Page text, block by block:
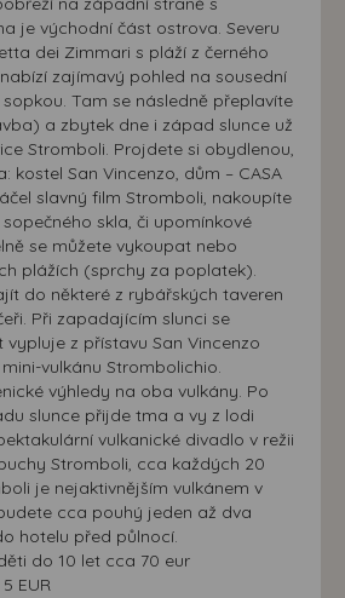
je východní část ostrova. Severu
dei Zimmari s pláží z černého
zajímavý pohled na sousední
Tam se následně přeplavíte
a zbytek dne i západ slunce už
Stromboli. Projdete si obydlenou,
kostel San Vincenzo, dům – CASA
slavný film Stromboli, nakoupíte
skla, či upomínkové
se můžete vykoupat nebo
plážích (sprchy za poplatek).
do některé z rybářských taveren
Při zapadajícím slunci se
z přístavu San Vincenzo
vulkánu Strombolichio.
výhledy na oba vulkány. Po
slunce přijde tma a vy z lodi
vulkanické divadlo v režii
Stromboli, cca každých 20
je nejaktivnějším vulkánem v
cca pouhý jeden až dva
hotelu před půlnocí.
do 10 let cca 70 eur
EUR